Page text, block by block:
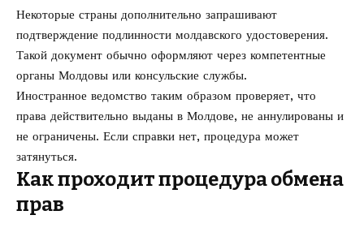
Некоторые страны дополнительно запрашивают
подтверждение подлинности молдавского удостоверения.
Такой документ обычно оформляют через компетентные
органы Молдовы или консульские службы.
Иностранное ведомство таким образом проверяет, что
права действительно выданы в Молдове, не аннулированы и
не ограничены. Если справки нет, процедура может
затянуться.
Как проходит процедура обмена
прав